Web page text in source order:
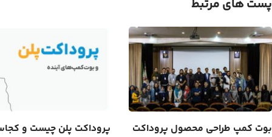
پست های مرتبط
بوت کمپ طراحی محصول پروداکت
پروداکت پلن چیست و